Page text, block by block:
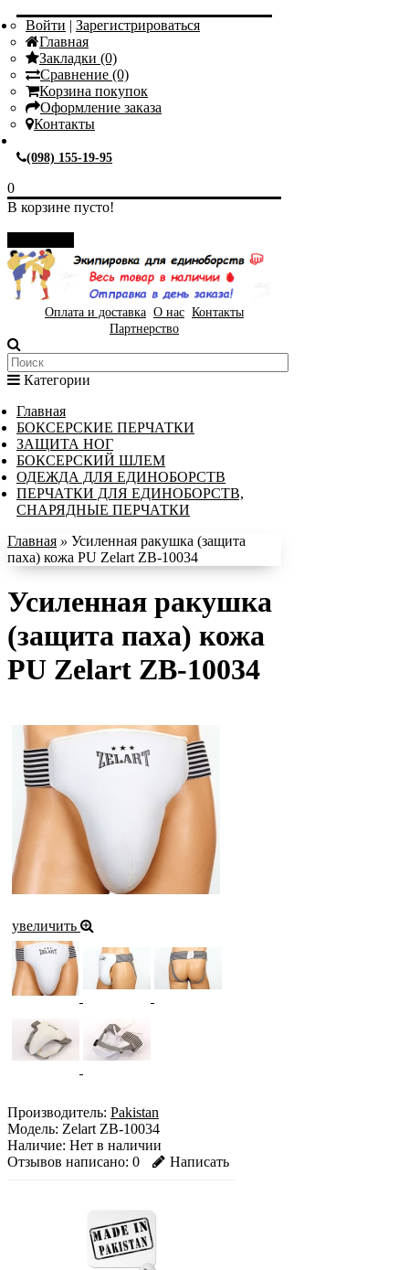
Войти | Зарегистрироваться
Главная
Закладки (0)
Сравнение (0)
Корзина покупок
Оформление заказа
Контакты
(098) 155-19-95
0
В корзине пусто!
Оплата и доставка О нас Контакты
Партнерство
Категории
Главная
БОКСЕРСКИЕ ПЕРЧАТКИ
ЗАЩИТА НОГ
БОКСЕРСКИЙ ШЛЕМ
ОДЕЖДА ДЛЯ ЕДИНОБОРСТВ
ПЕРЧАТКИ ДЛЯ ЕДИНОБОРСТВ,
СНАРЯДНЫЕ ПЕРЧАТКИ
Главная » Усиленная ракушка (защита
паха) кожа PU Zelart ZB-10034
Усиленная ракушка
(защита паха) кожа
PU Zelart ZB-10034
увеличить
Производитель: Pakistan
Модель: Zelart ZB-10034
Наличие: Нет в наличии
Отзывов написано: 0 Написать